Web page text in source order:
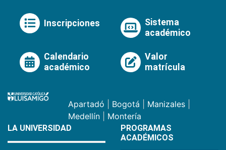
Inscripciones
Sistema
académico
Calendario
académico
Valor
matrícula
Apartadó Bogotá Manizales
Medellín
Montería
LA UNIVERSIDAD
PROGRAMAS
ACADÉMICOS